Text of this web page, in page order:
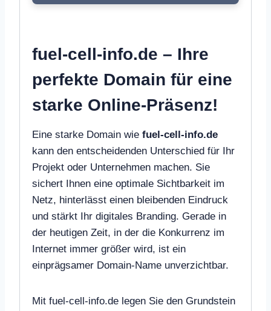
fuel-cell-info.de – Ihre
perfekte Domain für eine
starke Online-Präsenz!
Eine starke Domain wie fuel-cell-info.de
kann den entscheidenden Unterschied für Ihr
Projekt oder Unternehmen machen. Sie
sichert Ihnen eine optimale Sichtbarkeit im
Netz, hinterlässt einen bleibenden Eindruck
und stärkt Ihr digitales Branding. Gerade in
der heutigen Zeit, in der die Konkurrenz im
Internet immer größer wird, ist ein
einprägsamer Domain-Name unverzichtbar.
Mit fuel-cell-info.de legen Sie den Grundstein